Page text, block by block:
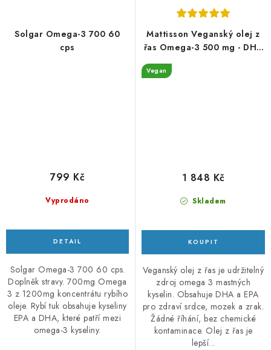
Solgar Omega-3 700 60
cps
Vyprodáno
799 Kč
Solgar Omega-3 700 60 cps.
Doplněk stravy. 700mg Omega
3 z 1200mg koncentrátu rybího
oleje. Rybí tuk obsahuje kyseliny
EPA a DHA, které patří mezi
omega-3 kyseliny.
Mattisson Veganský olej z
řas Omega-3 500 mg - DHA
Vegan
Skladem
1 848 Kč
Veganský olej z řas je udržitelný
zdroj omega 3 mastných
kyselin. Obsahuje DHA a EPA
pro zdraví srdce, mozek a zrak.
Žádné říhání, bez chemické
kontaminace. Olej z řas je
lepší...